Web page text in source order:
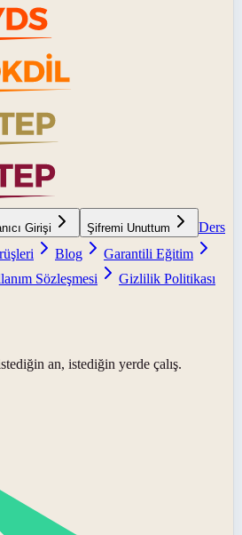
Girişi Şifremi Unuttum
Ders
Blog
Garantili Eğitim
Sözleşmesi
Gizlilik Politikası
an, istediğin yerde çalış.